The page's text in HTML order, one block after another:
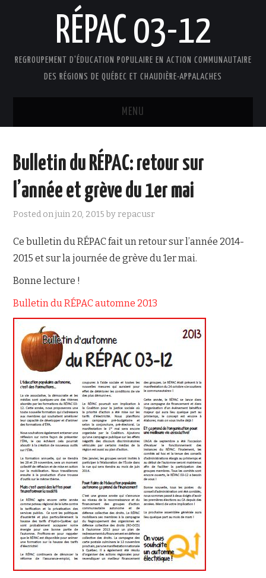
RÉPAC 03-12
REGROUPEMENT D'ÉDUCATION POPULAIRE EN ACTION COMMUNAUTAIRE
DES RÉGIONS DE QUÉBEC ET CHAUDIÈRE-APPALACHES
MENU
PRÉSENTATION
L’ÉDUCATION POPULAIRE AUTONOME
FAIRE UN DON !
Bulletin du RÉPAC: retour sur
l’année et grève du 1er mai
Posted onjuin 20, 2015 byrepacusr
Ce bulletin du RÉPAC fait un retour sur l’année 2014-
2015 et sur la journée de grève du 1er mai.
Bonne lecture !
Bulletin du RÉPAC automne 2013